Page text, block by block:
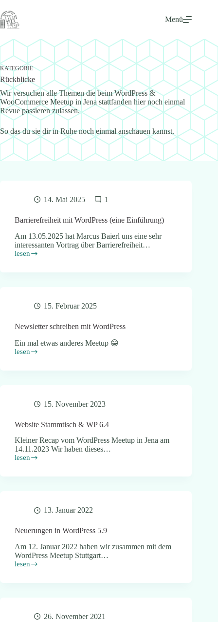
Inhalt
springen
Menü
KATEGORIE
Rückblicke
Wir versuchen alle Themen die beim WordPress &
WooCommerce Meetup in Jena stattfanden hier noch einmal
Revue passieren zulassen.
So das du sie dir in Ruhe noch einmal anschauen kannst.
14. Mai 2025 1
Barrierefreiheit mit WordPress (eine Einführung)
Am 13.05.2025 hat Marcus Baierl uns eine sehr
interessanten Vortrag über Barrierefreiheit…
lesen
Barrierefreiheit
15. Februar 2025
Newsletter schreiben mit WordPress
Ein mal etwas anderes Meetup 😁
lesen
Newsletter
15. November 2023
Website Stammtisch & WP 6.4
Kleiner Recap vom WordPress Meetup in Jena am
14.11.2023 Wir haben dieses…
lesen
Website
13. Januar 2022
Neuerungen in WordPress 5.9
Am 12. Januar 2022 haben wir zusammen mit dem
WordPress Meetup Stuttgart…
lesen
Neuerungen
26. November 2021